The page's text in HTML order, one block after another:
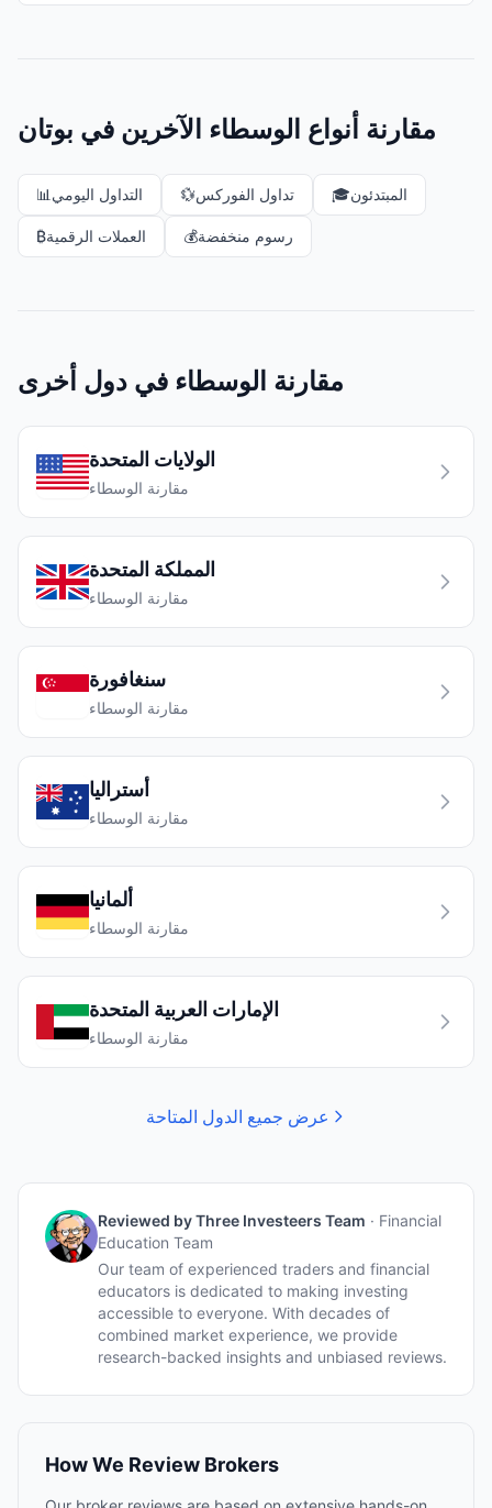
مقارنة أنواع الوسطاء الآخرين في بوتان
📊 التداول اليومي 💱تداول الفوركس 🎓المبتدئون
₿العملات الرقمية 💰رسوم منخفضة
مقارنة الوسطاء في دول أخرى
الولايات المتحدة
مقارنة الوسطاء
المملكة المتحدة
مقارنة الوسطاء
سنغافورة
مقارنة الوسطاء
أستراليا
مقارنة الوسطاء
ألمانيا
مقارنة الوسطاء
الإمارات العربية المتحدة
مقارنة الوسطاء
عرض جميع الدول المتاحة
Reviewed byThree Investeers Team · Financial
Education Team
Our team of experienced traders and financial
educators is dedicated to making investing
accessible to everyone. With decades of
combined market experience, we provide
research-backed insights and unbiased reviews.
How We Review Brokers